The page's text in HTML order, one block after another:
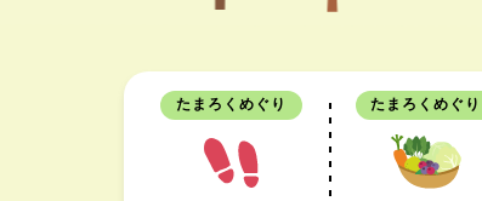
たまろくめぐり たまろくめぐり